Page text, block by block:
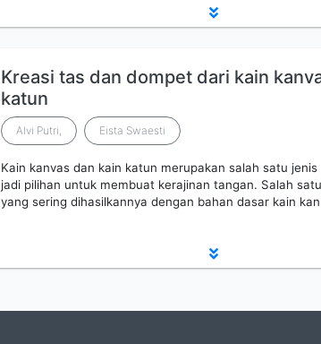
Kreasi tas dan dompet dari kain
katun
Alvi Putri, Eista Swaesti
Kain kanvas dan kain katun merupakan salah satu
jadi pilihan untuk membuat kerajinan tangan. Salah
yang sering dihasilkannya dengan bahan dasar kain